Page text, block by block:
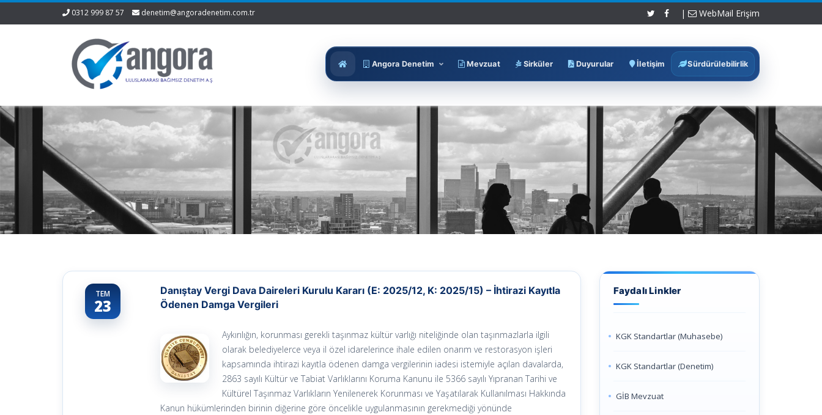
0312 999 87 57 denetim@angoradenetim.com.tr | WebMail Erişim
Angora Denetim Mevzuat Sirküler Duyurular İletişim Sürdürülebilirlik
TEM
23
Danıştay Vergi Dava Daireleri Kurulu Kararı (E: 2025/12, K: 2025/15) – İhtirazi Kayıtla
Ödenen Damga Vergileri
Aykırılığın, korunması gerekli taşınmaz kültür varlığı niteliğinde olan taşınmazlarla ilgili
olarak belediyelerce veya il özel idarelerince ihale edilen onarım ve restorasyon işleri
kapsamında ihtirazi kayıtla ödenen damga vergilerinin iadesi istemiyle açılan davalarda,
2863 sayılı Kültür ve Tabiat Varlıklarını Koruma Kanunu ile 5366 sayılı Yıpranan Tarihi ve
Kültürel Taşınmaz Varlıkların Yenilenerek Korunması ve Yaşatılarak Kullanılması Hakkında
Kanun hükümlerinden birinin diğerine göre öncelikle uygulanmasının gerekmediği yönünde
Faydalı Linkler
KGK Standartlar (Muhasebe)
KGK Standartlar (Denetim)
GİB Mevzuat